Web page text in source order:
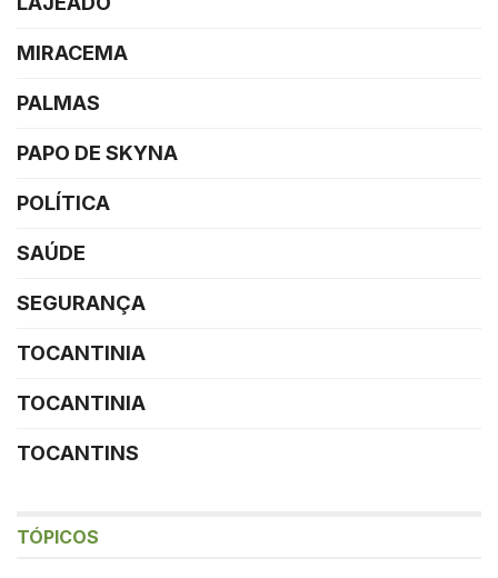
MIRACEMA
PALMAS
PAPO DE SKYNA
POLÍTICA
SAÚDE
SEGURANÇA
TOCANTINIA
TOCANTINIA
TOCANTINS
TÓPICOS